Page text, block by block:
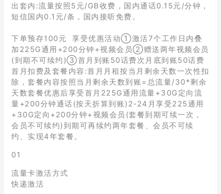
出套内:流量按照5元/GB收费，国内通话0.15元/分钟，
短信国内0.1元/条，国内接听免费。
下单预存100元 享受优惠活动①激活7个工作日内叠
加225G通用+200分钟+视频会员②赠送两年视频会员
(到期不可续约)③首月到账50话费次月底到账50话费
首月扣费及套餐内容:首月月租按当月剩余天数一次性扣
除，套餐内容按照当月剩余天数到账=总流量/30*剩余
天数套餐优惠后享受首月225G通用流量+30G定向流
量+200分钟通话(按天折算到账)2-24月享受225通用
+30G定向+200分钟+视频会员(套餐到期可续一次，
会员不可续约)到期可再续约两年套餐、会员不可续
约、实现4年套餐。
01
流量卡激活方式
快递激活